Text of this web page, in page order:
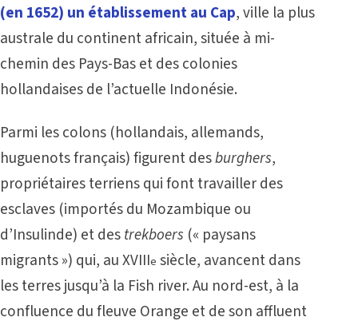
(en 1652) un établissement au Cap, ville la plus
australe du continent africain, située à mi-
chemin des Pays-Bas et des colonies
hollandaises de l’actuelle Indonésie.
Parmi les colons (hollandais, allemands,
huguenots français) figurent desburghers,
propriétaires terriens qui font travailler des
esclaves (importés du Mozambique ou
d’Insulinde) et destrekboers (« paysans
migrants ») qui, au XVIIIe siècle, avancent dans
les terres jusqu’à la Fish river. Au nord-est, à la
confluence du fleuve Orange et de son affluent